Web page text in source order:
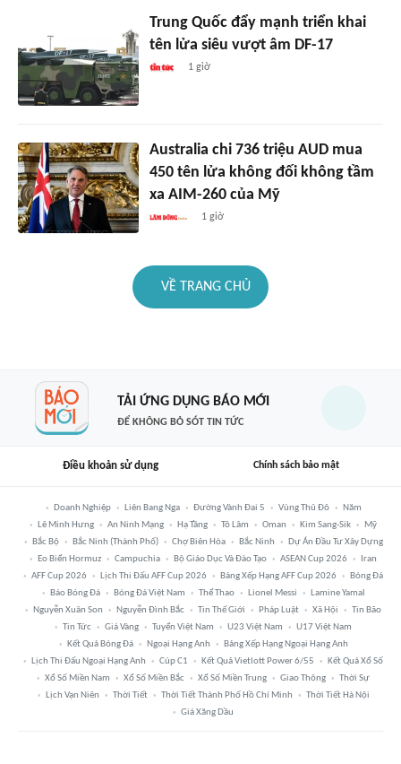
Trung Quốc đẩy mạnh triển khai
tên lửa siêu vượt âm DF-17
1 giờ
Australia chi 736 triệu AUD mua
450 tên lửa không đối không tầm
xa AIM-260 của Mỹ
1 giờ
VỀ TRANG CHỦ
TẢI ỨNG DỤNG BÁO MỚI
ĐỂ KHÔNG BỎ SÓT TIN TỨC
Điều khoản sử dụng Chính sách bảo mật
Doanh Nghiệp Liên Bang Nga Đường Vành Đai 5 Vùng Thủ Đô
Năm
Lê Minh Hưng
An Ninh Mạng Hạ Tầng Tô Lâm Oman Kim Sang-Sik
Mỹ
Bắc Bộ
Bắc Ninh (thành Phố) Chợ Biên Hòa Bắc Ninh
Dự Án Đầu Tư Xây Dựng
Eo Biển Hormuz
Campuchia Bộ Giáo Dục Và Đào Tạo ASEAN Cup 2026
Iran
AFF Cup 2026
Lịch Thi Đấu AFF Cup 2026 Bảng Xếp Hạng AFF Cup 2026
Bóng Đá
Báo Bóng Đá
Bóng Đá Việt Nam Thể Thao Lionel Messi
Lamine Yamal
Nguyễn Xuân Son
Nguyễn Đình Bắc Tin Thế Giới Pháp Luật Xã Hội
Tin Bão
Tin Tức
Giá Vàng Tuyển Việt Nam U23 Việt Nam
U17 Việt Nam
Kết Quả Bóng Đá
Ngoại Hạng Anh
Bảng Xếp Hạng Ngoại Hạng Anh
Lịch Thi Đấu Ngoại Hạng Anh
Cúp C1 Kết Quả Vietlott Power 6/55
Kết Quả Xổ Số
Xổ Số Miền Nam
Xổ Số Miền Bắc Xổ Số Miền Trung Giao Thông
Thời Sự
Lịch Vạn Niên
Thời Tiết Thời Tiết Thành Phố Hồ Chí Minh
Thời Tiết Hà Nội
Giá Xăng Dầu